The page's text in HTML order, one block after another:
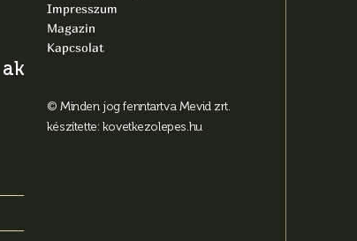
Impresszum
Magazin
Kapcsolat
© Minden jog fenntartva Mevid zrt.
készítette: kovetkezolepes.hu